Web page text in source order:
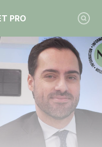
PRO